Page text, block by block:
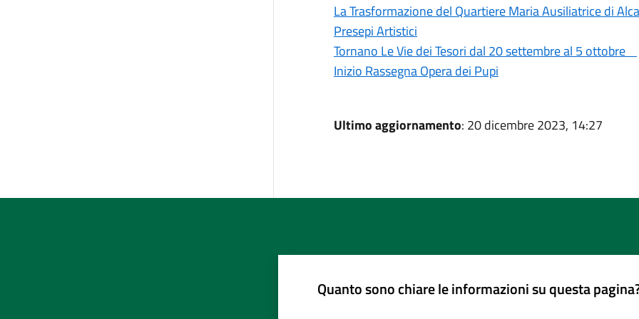
La Trasformazione del Quartiere Maria Ausiliatrice di
Presepi Artistici
Tornano Le Vie dei Tesori dal 20 settembre al 5 ottobre
Inizio Rassegna Opera dei Pupi
Ultimo aggiornamento: 20 dicembre 2023, 14:27
Quanto sono chiare le informazioni su questa